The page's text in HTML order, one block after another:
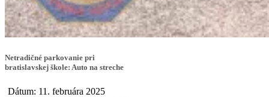
Netradičné parkovanie pri
bratislavskej škole: Auto na streche
Dátum: 11. februára 2025